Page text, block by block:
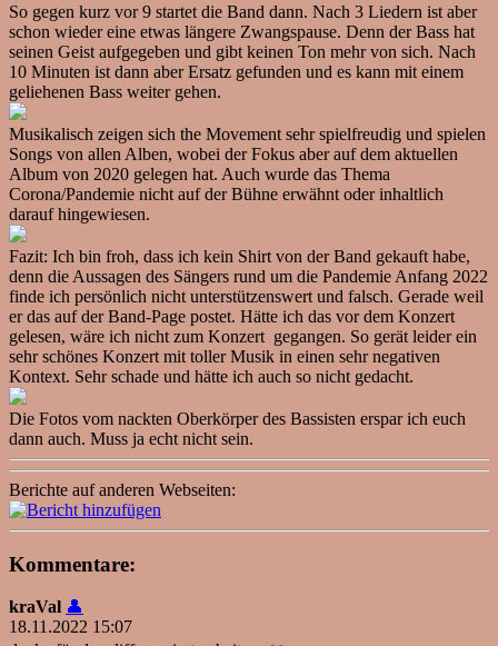
So gegen kurz vor 9 startet die Band dann. Nach 3 Liedern ist aber
schon wieder eine etwas längere Zwangspause. Denn der Bass hat
seinen Geist aufgegeben und gibt keinen Ton mehr von sich. Nach
10 Minuten ist dann aber Ersatz gefunden und es kann mit einem
geliehenen Bass weiter gehen.
Musikalisch zeigen sich the Movement sehr spielfreudig und spielen
Songs von allen Alben, wobei der Fokus aber auf dem aktuellen
Album von 2020 gelegen hat. Auch wurde das Thema
Corona/Pandemie nicht auf der Bühne erwähnt oder inhaltlich
darauf hingewiesen.
Fazit: Ich bin froh, dass ich kein Shirt von der Band gekauft habe,
denn die Aussagen des Sängers rund um die Pandemie Anfang 2022
finde ich persönlich nicht unterstützenswert und falsch. Gerade weil
er das auf der Band-Page postet. Hätte ich das vor dem Konzert
gelesen, wäre ich nicht zum Konzert gegangen. So gerät leider ein
sehr schönes Konzert mit toller Musik in einen sehr negativen
Kontext. Sehr schade und hätte ich auch so nicht gedacht.
Die Fotos vom nackten Oberkörper des Bassisten erspar ich euch
dann auch. Muss ja echt nicht sein.
Berichte auf anderen Webseiten:
Kommentare:
kraVal 👤
18.11.2022 15:07